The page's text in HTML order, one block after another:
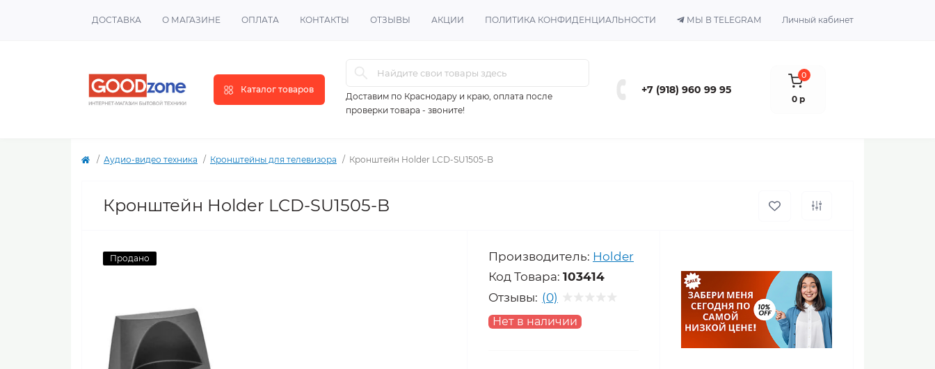
ДОСТАВКА О МАГАЗИНЕ ОПЛАТА КОНТАКТЫ ОТЗЫВЫ АКЦИИ ПОЛИТИКА КОНФИДЕНЦИАЛЬНОСТИ МЫ В TELEGRAM Личный кабинет
Каталог товаров
Доставим по Краснодару и краю, оплата после
проверки товара - звоните!
+7 (918) 960 99 95
0
0 р
Аудио-видео техника Кронштейны для телевизора Кронштейн Holder LCD-SU1505-B
Кронштейн Holder LCD-SU1505-B
Продано Производитель: Holder
Код Товара: 103414
Отзывы: (0)
Нет в наличии